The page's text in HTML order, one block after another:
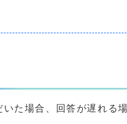
た場合、回答が遅れる